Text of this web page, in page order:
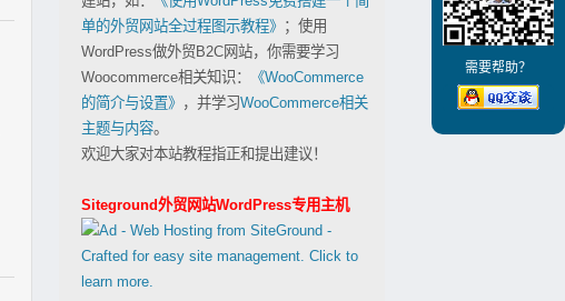
单的外贸网站全过程图示教程》 ；使用
WordPress做外贸B2C网站，你需要学习
Woocommerce相关知识：
《WooCommerce
的简介与设置》 ，并学习WooCommerce相关
主题与内容。
欢迎大家对本站教程指正和提出建议！
Siteground外贸网站WordPress专用主机
需要帮助？